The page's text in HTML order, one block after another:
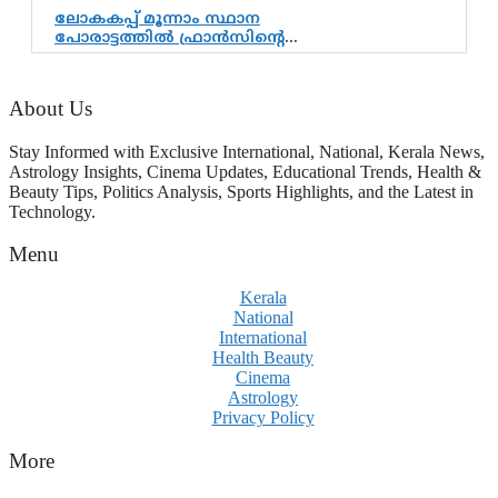
ആർഎസ്എസിനും കേരള
ഘടകത്തോട് അതൃപ്തി
ലോകകപ്പ് മൂന്നാം സ്ഥാന
പോരാട്ടത്തിൽ ഫ്രാൻസിന്റെ
ഗംഭീര തിരിച്ചുവരവ്;
About Us
Stay Informed with Exclusive International, National, Kerala News,
Astrology Insights, Cinema Updates, Educational Trends, Health &
Beauty Tips, Politics Analysis, Sports Highlights, and the Latest in
Technology.
Menu
Kerala
National
International
Health Beauty
Cinema
Astrology
Privacy Policy
More